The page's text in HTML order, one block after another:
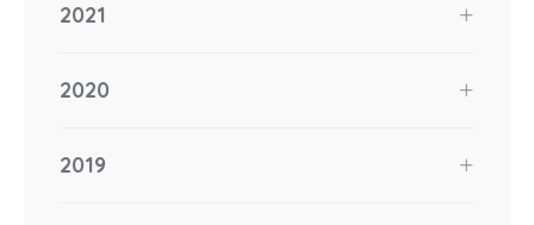
2021
2020
2019